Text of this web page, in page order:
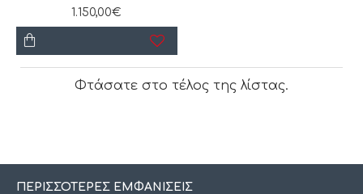
1.150,00€
Φτάσατε στο τέλος της λίστας.
ΠΕΡΙΣΣΌΤΕΡΕΣ ΕΜΦΑΝΊΣΕΙΣ